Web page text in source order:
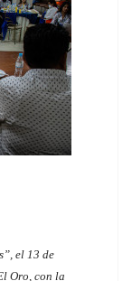
el 13 de
Oro, con la